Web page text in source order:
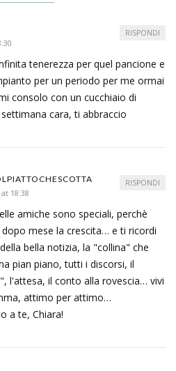
tenerezza per quel pancione e
per un periodo per me ormai
consolo con un cucchiaio di
cara, ti abbraccio
RISPONDI
18:38
amiche sono speciali, perchè
mese la crescita… e ti ricordi
bella notizia, la "collina" che
pian piano, tutti i discorsi, il
l'attesa, il conto alla rovescia… vivi
attimo per attimo…
a te, Chiara!
RISPONDI